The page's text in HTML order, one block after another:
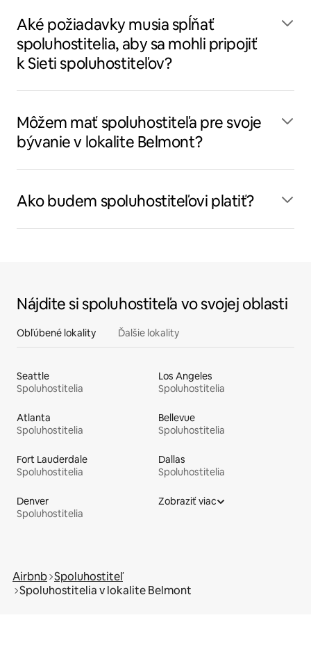
Aké požiadavky musia spĺňať
spoluhostitelia, aby sa mohli pripojiť
k Sieti spoluhostiteľov?
Môžem mať spoluhostiteľa pre svoje
bývanie v lokalite Belmont?
Ako budem spoluhostiteľovi platiť?
Nájdite si spoluhostiteľa vo svojej oblasti
Obľúbené lokality Ďalšie lokality
Seattle
Spoluhostitelia
Los Angeles
Spoluhostitelia
Atlanta
Spoluhostitelia
Bellevue
Spoluhostitelia
Fort Lauderdale
Spoluhostitelia
Dallas
Spoluhostitelia
Denver
Spoluhostitelia
Zobraziť viac
Airbnb Spoluhostiteľ
Spoluhostitelia v lokalite Belmont